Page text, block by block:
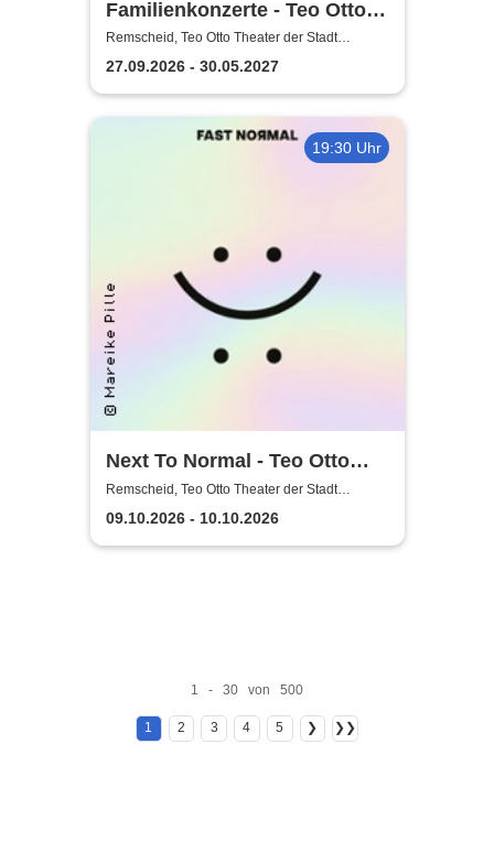
Familienkonzerte - Teo Otto
Theater der Stadt Remscheid
Remscheid, Teo Otto Theater der Stadt
Remscheid
27.09.2026 - 30.05.2027
19:30 Uhr
Next To Normal - Teo Otto
Theater der Stadt Remscheid
Remscheid, Teo Otto Theater der Stadt
Remscheid
09.10.2026 - 10.10.2026
1 - 30 von 500
1 2 3 4 5 ❯ ❯❯